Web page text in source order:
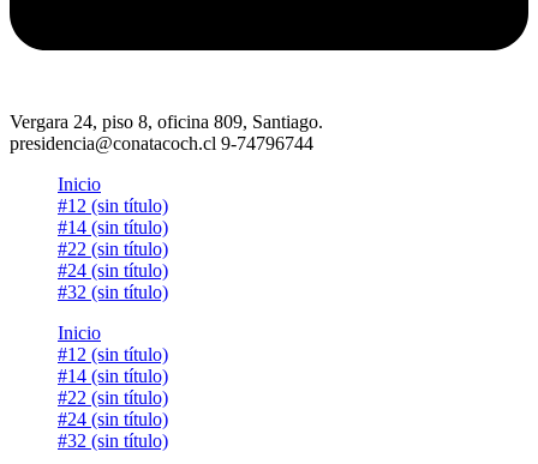
Vergara 24, piso 8, oficina 809, Santiago.
presidencia@conatacoch.cl 9-74796744
Inicio
#12 (sin título)
#14 (sin título)
#22 (sin título)
#24 (sin título)
#32 (sin título)
Inicio
#12 (sin título)
#14 (sin título)
#22 (sin título)
#24 (sin título)
#32 (sin título)